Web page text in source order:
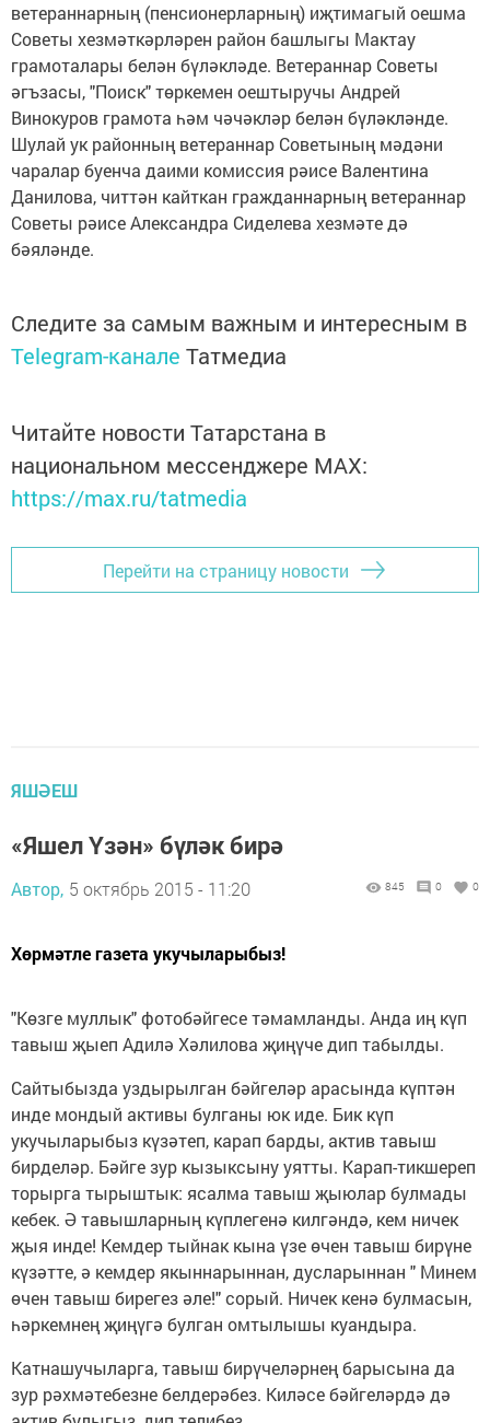
ветераннарның (пенсионерларның) иҗтимагый оешма
Советы хезмәткәрләрен район башлыгы Мактау
грамоталары белән бүләкләде. Ветераннар Советы
әгъзасы, "Поиск" төркемен оештыручы Андрей
Винокуров грамота һәм чәчәкләр белән бүләкләнде.
Шулай ук районның ветераннар Советының мәдәни
чаралар буенча даими комиссия рәисе Валентина
Данилова, читтән кайткан гражданнарның ветераннар
Советы рәисе Александра Сиделева хезмәте дә
бәяләнде.
Следите за самым важным и интересным в
Telegram-канале Татмедиа
Читайте новости Татарстана в
национальном мессенджере MАХ:
https://max.ru/tatmedia
Перейти на страницу новости
ЯШӘЕШ
«Яшел Үзән» бүләк бирә
Автор, 5 октябрь 2015 - 11:20 845 0 0
Хөрмәтле газета укучыларыбыз!
"Көзге муллык" фотобәйгесе тәмамланды. Анда иң күп
тавыш җыеп Адилә Хәлилова җиңүче дип табылды.
Сайтыбызда уздырылган бәйгеләр арасында күптән
инде мондый активы булганы юк иде. Бик күп
укучыларыбыз күзәтеп, карап барды, актив тавыш
бирделәр. Бәйге зур кызыксыну уятты. Карап-тикшереп
торырга тырыштык: ясалма тавыш җыюлар булмады
кебек. Ә тавышларның күплегенә килгәндә, кем ничек
җыя инде! Кемдер тыйнак кына үзе өчен тавыш бирүне
күзәтте, ә кемдер якыннарыннан, дусларыннан " Минем
өчен тавыш бирегез әле!" сорый. Ничек кенә булмасын,
һәркемнең җиңүгә булган омтылышы куандыра.
Катнашучыларга, тавыш бирүчеләрнең барысына да
зур рәхмәтебезне белдерәбез. Киләсе бәйгеләрдә дә